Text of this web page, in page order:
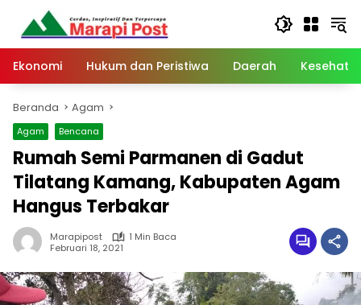
Langsung
konten
Ekonomi
Hukum dan Peristiwa Daerah
Beranda Agam
Agam Bencana
Rumah Semi Parmanen di Gadut
Tilatang Kamang, Kabupaten Agam
Hangus Terbakar
Marapipost
1 Min Baca
Februari 18, 2021